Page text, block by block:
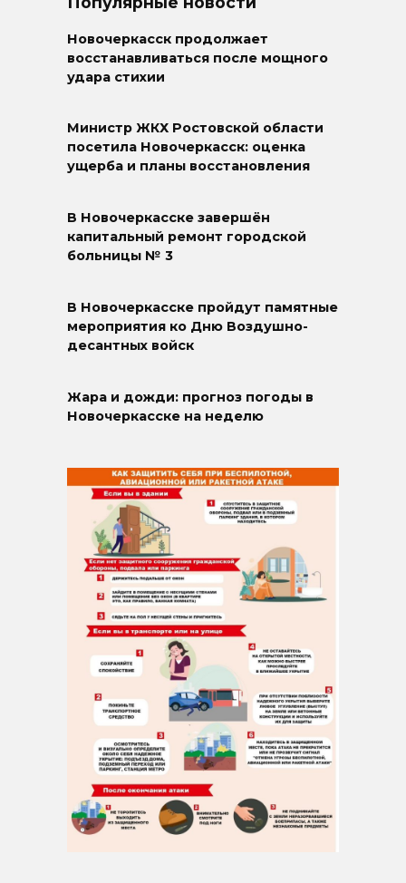
Новочеркасск продолжает
восстанавливаться после мощного
удара стихии
Министр ЖКХ Ростовской области
посетила Новочеркасск: оценка
ущерба и планы восстановления
В Новочеркасске завершён
капитальный ремонт городской
больницы № 3
В Новочеркасске пройдут памятные
мероприятия ко Дню Воздушно-
десантных войск
Жара и дожди: прогноз погоды в
Новочеркасске на неделю